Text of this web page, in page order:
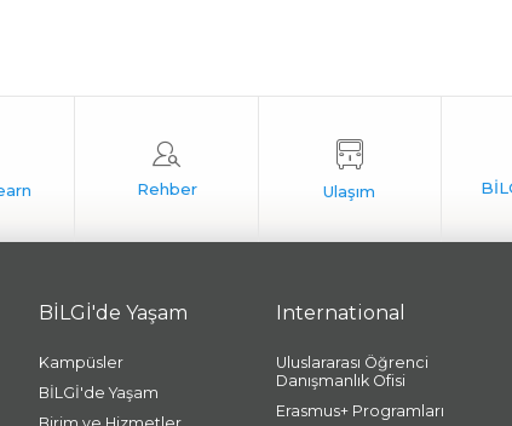
BİLGİ'de Yaşam
Kampüsler
BİLGİ'de Yaşam
International
Uluslararası Öğrenci
Danışmanlık Ofisi
Erasmus+ Programları